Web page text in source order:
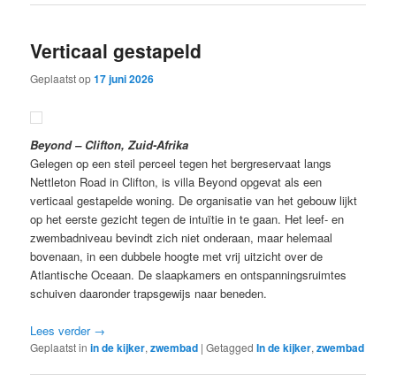
Verticaal gestapeld
Geplaatst op17 juni 2026
Beyond – Clifton, Zuid-Afrika
Gelegen op een steil perceel tegen het bergreservaat langs
Nettleton Road in Clifton, is villa Beyond opgevat als een
verticaal gestapelde woning. De organisatie van het gebouw lijkt
op het eerste gezicht tegen de intuïtie in te gaan. Het leef- en
zwembadniveau bevindt zich niet onderaan, maar helemaal
bovenaan, in een dubbele hoogte met vrij uitzicht over de
Atlantische Oceaan. De slaapkamers en ontspanningsruimtes
schuiven daaronder trapsgewijs naar beneden.
Lees verder →
Geplaatst in in de kijker,zwembad |Getagged In de kijker,zwembad